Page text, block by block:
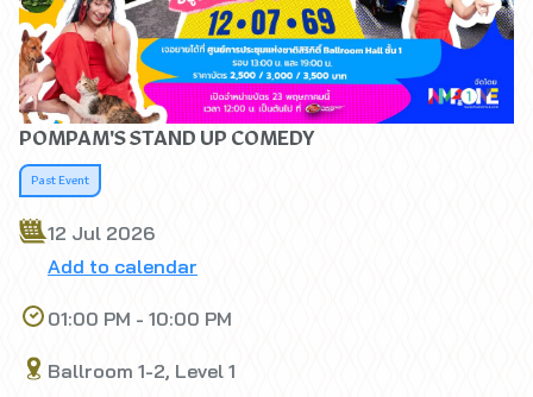
POMPAM'S STAND UP COMEDY
Past Event
12 Jul 2026
Add to calendar
01:00 PM - 10:00 PM
Ballroom 1-2, Level 1